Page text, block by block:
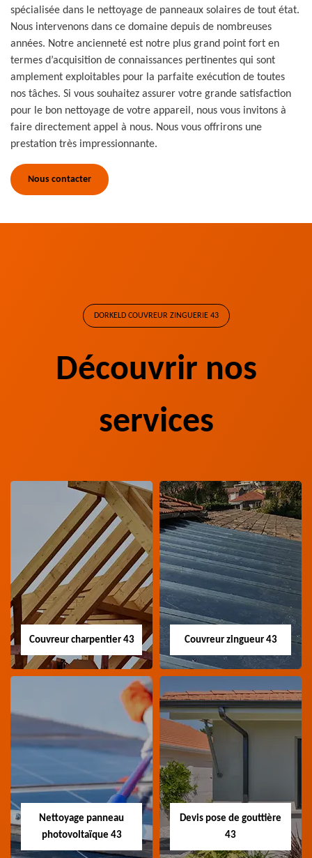
spécialisée dans le nettoyage de panneaux solaires de tout état.
Nous intervenons dans ce domaine depuis de nombreuses
années. Notre ancienneté est notre plus grand point fort en
termes d’acquisition de connaissances pertinentes qui sont
amplement exploitables pour la parfaite exécution de toutes
nos tâches. Si vous souhaitez assurer votre grande satisfaction
pour le bon nettoyage de votre appareil, nous vous invitons à
faire directement appel à nous. Nous vous offrirons une
prestation très impressionnante.
Nous contacter
DORKELD COUVREUR ZINGUERIE 43
Découvrir nos
services
Couvreur charpentier 43
Couvreur
charpentier 43
Artisan couvreur
charpentier 43 Haute-
Couvreur zingueur 43
Couvreur zingueur
Artisan couvreur
zingueur 43 Haute-Loire
Nettoyage panneau
photovoltaïque 43
Devis pose de gouttière
43